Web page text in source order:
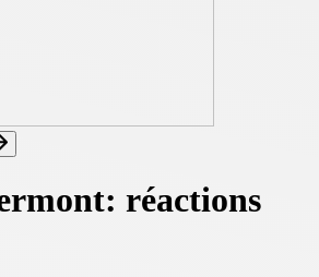
réactions